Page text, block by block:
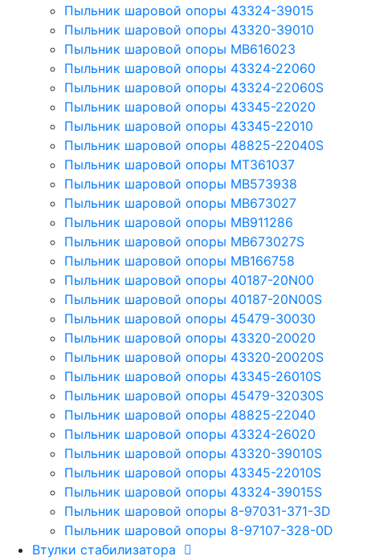
Пыльник шаровой опоры 43324-39015
Пыльник шаровой опоры 43320-39010
Пыльник шаровой опоры MB616023
Пыльник шаровой опоры 43324-22060
Пыльник шаровой опоры 43324-22060S
Пыльник шаровой опоры 43345-22020
Пыльник шаровой опоры 43345-22010
Пыльник шаровой опоры 48825-22040S
Пыльник шаровой опоры MT361037
Пыльник шаровой опоры MB573938
Пыльник шаровой опоры MB673027
Пыльник шаровой опоры MB911286
Пыльник шаровой опоры MB673027S
Пыльник шаровой опоры MB166758
Пыльник шаровой опоры 40187-20N00
Пыльник шаровой опоры 40187-20N00S
Пыльник шаровой опоры 45479-30030
Пыльник шаровой опоры 43320-20020
Пыльник шаровой опоры 43320-20020S
Пыльник шаровой опоры 43345-26010S
Пыльник шаровой опоры 45479-32030S
Пыльник шаровой опоры 48825-22040
Пыльник шаровой опоры 43324-26020
Пыльник шаровой опоры 43320-39010S
Пыльник шаровой опоры 43345-22010S
Пыльник шаровой опоры 43324-39015S
Пыльник шаровой опоры 8-97031-371-3D
Пыльник шаровой опоры 8-97107-328-0D
Втулки стабилизатора